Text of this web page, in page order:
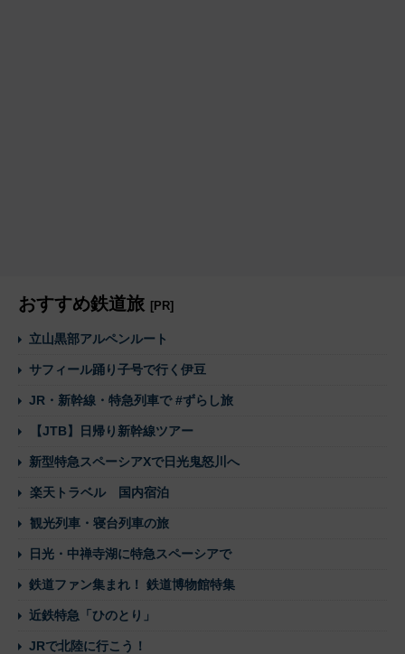
おすすめ鉄道旅 [PR]
立山黒部アルペンルート
サフィール踊り子号で行く伊豆
JR・新幹線・特急列車で #ずらし旅
【JTB】日帰り新幹線ツアー
新型特急スペーシアXで日光鬼怒川へ
楽天トラベル 国内宿泊
観光列車・寝台列車の旅
日光・中禅寺湖に特急スペーシアで
鉄道ファン集まれ！ 鉄道博物館特集
近鉄特急「ひのとり」
JRで北陸に行こう！